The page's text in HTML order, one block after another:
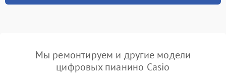
Мы ремонтируем и другие модели
цифровых пианино Casio